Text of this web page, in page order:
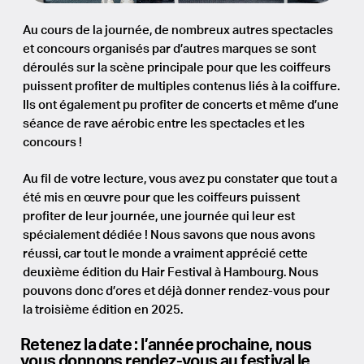
Au cours de la journée, de nombreux autres spectacles
et concours organisés par d’autres marques se sont
déroulés sur la scène principale pour que les coiffeurs
puissent profiter de multiples contenus liés à la coiffure.
Ils ont également pu profiter de concerts et même d’une
séance de rave aérobic entre les spectacles et les
concours !
Au fil de votre lecture, vous avez pu constater que tout a
été mis en œuvre pour que les coiffeurs puissent
profiter de leur journée, une journée qui leur est
spécialement dédiée ! Nous savons que nous avons
réussi, car tout le monde a vraiment apprécié cette
deuxième édition du Hair Festival à Hambourg. Nous
pouvons donc d’ores et déjà donner rendez-vous pour
la troisième édition en 2025.
Retenez la date : l’année prochaine, nous